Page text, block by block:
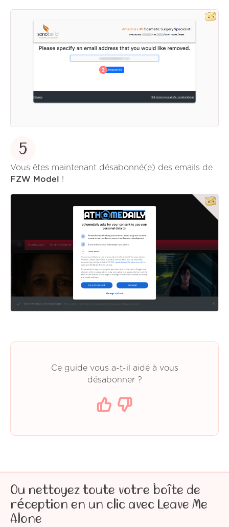
5
Vous êtes maintenant désabonné(e) des emails de
FZW Model
!
Ce guide vous a-t-il aidé à vous
désabonner ?
Ou nettoyez toute votre boîte de
réception en un clic avec Leave Me
Alone